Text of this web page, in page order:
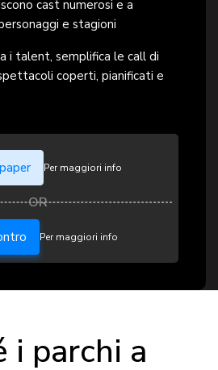
cast numerosi e a
e stagioni
i talent, semplifica le call di
coperti, pianificati e
Per maggiori info
Per maggiori info
i parchi a